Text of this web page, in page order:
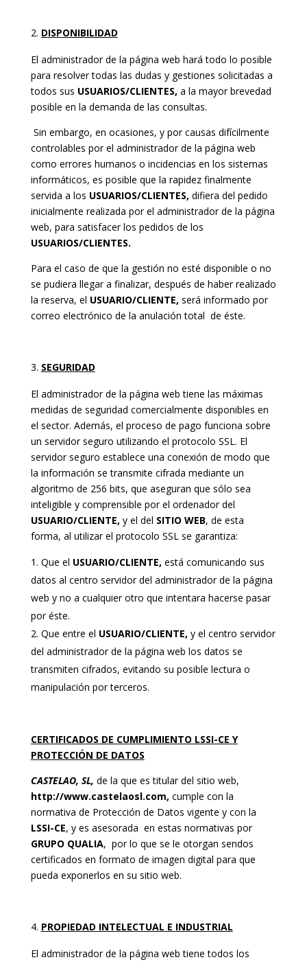
DISPONIBILIDAD
El administrador de la página web hará todo lo posible
para resolver todas las dudas y gestiones solicitadas a
todos sus USUARIOS/CLIENTES, a la mayor brevedad
posible en la demanda de las consultas.
Sin embargo, en ocasiones, y por causas difícilmente
controlables por el administrador de la página web
como errores humanos o incidencias en los sistemas
informáticos, es posible que la rapidez finalmente
servida a los USUARIOS/CLIENTES, difiera del pedido
inicialmente realizada por el administrador de la página
web, para satisfacer los pedidos de los
USUARIOS/CLIENTES.
Para el caso de que la gestión no esté disponible o no
se pudiera llegar a finalizar, después de haber realizado
la reserva, el USUARIO/CLIENTE, será informado por
correo electrónico de la anulación total de éste.
SEGURIDAD
El administrador de la página web tiene las máximas
medidas de seguridad comercialmente disponibles en
el sector. Además, el proceso de pago funciona sobre
un servidor seguro utilizando el protocolo SSL. El
servidor seguro establece una conexión de modo que
la información se transmite cifrada mediante un
algoritmo de 256 bits, que aseguran que sólo sea
inteligible y comprensible por el ordenador del
USUARIO/CLIENTE, y el del SITIO WEB, de esta
forma, al utilizar el protocolo SSL se garantiza:
Que el USUARIO/CLIENTE, está comunicando sus
datos al centro servidor del administrador de la página
web y no a cualquier otro que intentara hacerse pasar
por éste.
Que entre el USUARIO/CLIENTE, y el centro servidor
del administrador de la página web los datos se
transmiten cifrados, evitando su posible lectura o
manipulación por terceros.
CERTIFICADOS DE CUMPLIMIENTO LSSI-CE Y
PROTECCIÓN DE DATOS
CASTELAO, SL, de la que es titular del sitio web,
http://www.castelaosl.com, cumple con la
normativa de Protección de Datos vigente y con la
LSSI-CE, y es asesorada en estas normativas por
GRUPO QUALIA, por lo que se le otorgan sendos
certificados en formato de imagen digital para que
pueda exponerlos en su sitio web.
PROPIEDAD INTELECTUAL E INDUSTRIAL
El administrador de la página web tiene todos los